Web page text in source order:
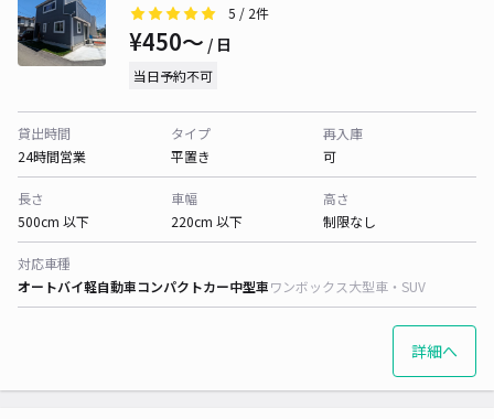
5 / 2件
¥450〜 / 日
当日予約不可
貸出時間
24時間営業
タイプ
平置き
再入庫
可
長さ
500cm 以下
車幅
220cm 以下
高さ
制限なし
対応車種
オートバイ軽自動車コンパクトカー中型車ワンボックス大型車・SUV
詳細へ